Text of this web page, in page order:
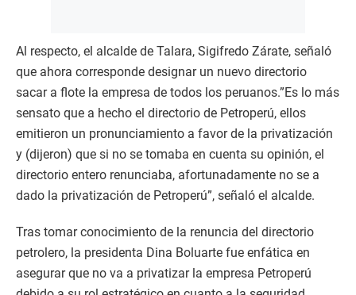
Al respecto, el alcalde de Talara, Sigifredo Zárate, señaló
que ahora corresponde designar un nuevo directorio
sacar a flote la empresa de todos los peruanos.”Es lo más
sensato que a hecho el directorio de Petroperú, ellos
emitieron un pronunciamiento a favor de la privatización
y (dijeron) que si no se tomaba en cuenta su opinión, el
directorio entero renunciaba, afortunadamente no se a
dado la privatización de Petroperú”, señaló el alcalde.
Tras tomar conocimiento de la renuncia del directorio
petrolero, la presidenta Dina Boluarte fue enfática en
asegurar que no va a privatizar la empresa Petroperú